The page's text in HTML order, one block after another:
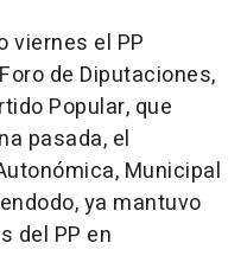
viernes el PP
de Diputaciones,
Popular, que
pasada, el
Municipal
ya mantuvo
del PP en